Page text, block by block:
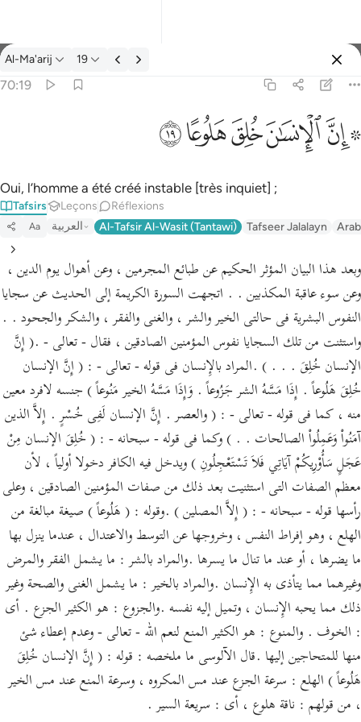
Tafsir: Al-Ma'arij 70:19
Al-Ma'arij 19
70:19
ﱪ ﱫﱬﱭﱮﱯ
Oui, l’homme a été créé instable [très inquiet] ;
Tafsirs Leçons Réflexions
Aa العربية Al-Tafsir Al-Wasit (Tantawi) Tafseer Jalalayn
وبعد هذا البيان المؤثر الحكيم عن طبائع المجرمين ، وعن أهوال يوم الدين ،
وعن سوء عاقبة المكذبين . . اتجهت السورة الكريمة إلى الحديث عن سجايا
النفوس البشرية فى حالتى الخير والشر ، والغنى والفقر ، والشكر والجحود . .
واستثنت من تلك السجايا نفوس المؤمنين الصادقين ، فقال - تعالى - .( إِنَّ
الإنسان خُلِقَ . . . ) .المراد بالإِنسان فى قوله - تعالى - : ( إِنَّ الإنسان
خُلِقَ هَلُوعاً . إِذَا مَسَّهُ الشر جَزُوعاً . وَإِذَا مَسَّهُ الخير مَنُوعاً ) جنسه لافرد معين
منه ، كما فى قوله - تعالى - : ( والعصر . إِنَّ الإنسان لَفِى خُسْرٍ . إِلاَّ الذين
آمَنُواْ وَعَمِلُواْ الصالحات . . ) وكما فى قوله - سبحانه - : ( خُلِقَ الإنسان مِنْ
عَجَلٍ سَأُوْرِيكُمْ آيَاتِي فَلاَ تَسْتَعْجِلُونِ ) ويدخل فيه الكافر دخولا أولياً ، لأن
معظم الصفات التى استثنيت بعد ذلك من صفات المؤمنين الصادقين ، وعلى
رأسها قوله - سبحانه - : ( إِلاَّ المصلين ) .وقوله : ( هَلُوعاً ) صيغة مبالغة من
الهلع ، وهو إفراط النفس ، وخروجها عن التوسط والاعتدال ، عندما ينزل بها
ما يضرها ، أو عند ما تنال ما يسرها .والمراد بالشر : ما يشمل الفقر والمرض
وغيرهما مما يتأذى به الإِنسان .والمراد بالخير : ما يشمل الغنى والصحة وغير
ذلك مما يحبه الإِنسان ، وتميل إليه نفسه .والجزوع : هو الكثير الجزع . أى
: الخوف . والمنوع : هو الكثير المنع لنعم الله - تعالى - وعدم إعطاء شئ
منها للمتحاجين إليها .قال الآلوسى ما ملخصه : قوله : ( إِنَّ الإنسان خُلِقَ
هَلُوعاً ) الهلع : سرعة الجزع عند مس المكروه ، وسرعة المنع عند مس الخير
، من قولهم : ناقة هلوع ، أى : سريعة السير .